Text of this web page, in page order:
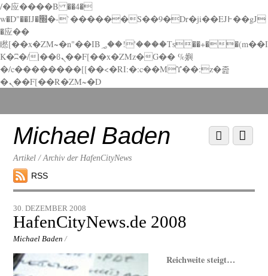
/�应����B ��4�
w�D"��IJ�׭�-`������S��9�Dr�ji��EJ߅��gJ
�应��
矁[��x�ZM~�n"��IB؃��!'����Тѕ��+��(m��I
K�ʭ�/|��ϐܢ��F[��x�ZMz�G�� %嬩
�/c��������[[��<�RI:�:c��MΎ��:z�졾
�ܢ��F[��R�ZM~�D
down
contentMichael Baden
Artikel / Archiv der HafenCityNews
RSS
Menu
Scroll
down
30. DEZEMBER 2008
HafenCityNews.de 2008
Michael Baden /
Reichweite steigt…